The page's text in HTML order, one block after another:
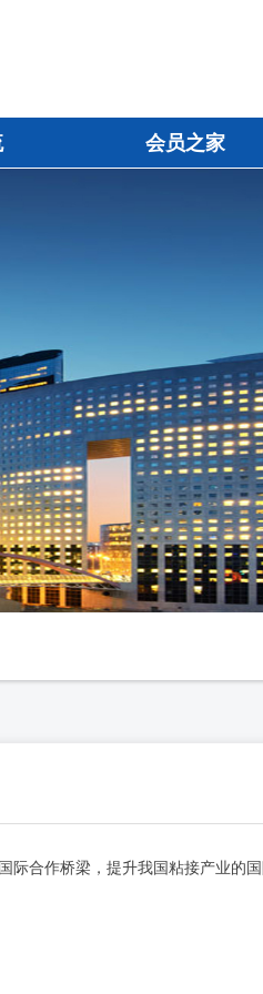
会员之家
际合作桥梁，提升我国粘接产业的